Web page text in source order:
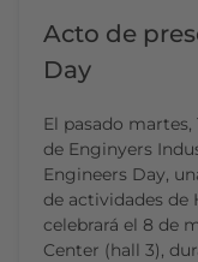
Acto de
Day
El pasado martes,
de Enginyers
Engineers Day,
de actividades de
celebrará el 8 de
Center (hall 3),